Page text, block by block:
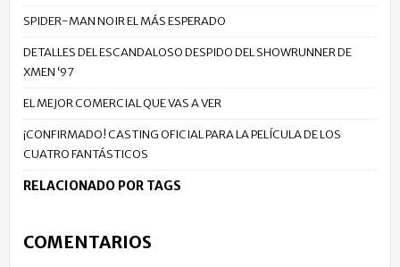
SPIDER-MAN NOIR EL MÁS ESPERADO
DETALLES DEL ESCANDALOSO DESPIDO DEL SHOWRUNNER DE
XMEN ‘97
EL MEJOR COMERCIAL QUE VAS A VER
¡CONFIRMADO! CASTING OFICIAL PARA LA PELÍCULA DE LOS
CUATRO FANTÁSTICOS
RELACIONADO POR TAGS
COMENTARIOS